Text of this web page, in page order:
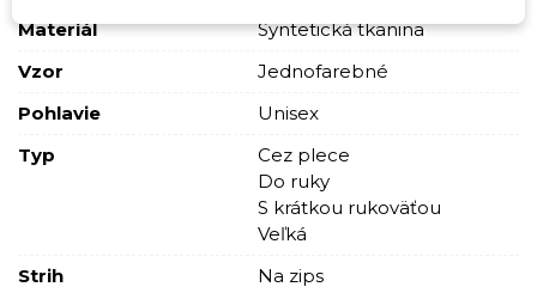
Materiál
Syntetická tkanina
Vzor
Jednofarebné
Pohlavie
Unisex
Typ
Cez plece
Do ruky
S krátkou rukoväťou
Veľká
Strih
Na zips